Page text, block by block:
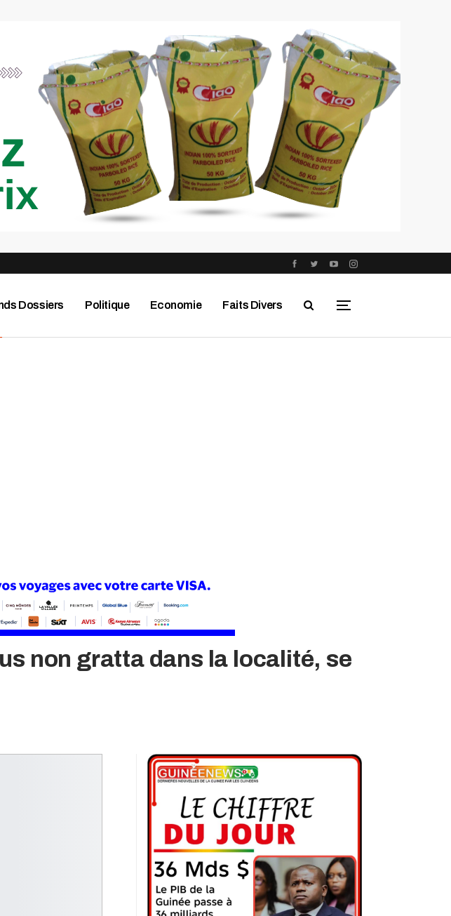
Dossiers Politique Economie Faits Divers
non gratta dans la localité, se